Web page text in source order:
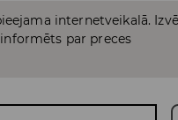
internetveikalā.
par preces